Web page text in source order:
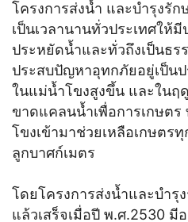
โครงการส่งน้ำ และบำรุงรัก
เป็นเวลานานทั่วประเทศให้
ประหยัดน้ำและทั่วถึงเป็นธ
ประสบปัญหาอุทกภัยอยู่เป็น
ในแม่น้ำโขงสูงขึ้น และใน
ขาดแคลนน้ำเพื่อการเกษต
โขงเข้ามาช่วยเหลือเกษตร
ลูกบาศก์เมตร
โดยโครงการส่งน้ำและบำรุ
แล้วเสร็จเมื่อปี พ.ศ.2530 มี